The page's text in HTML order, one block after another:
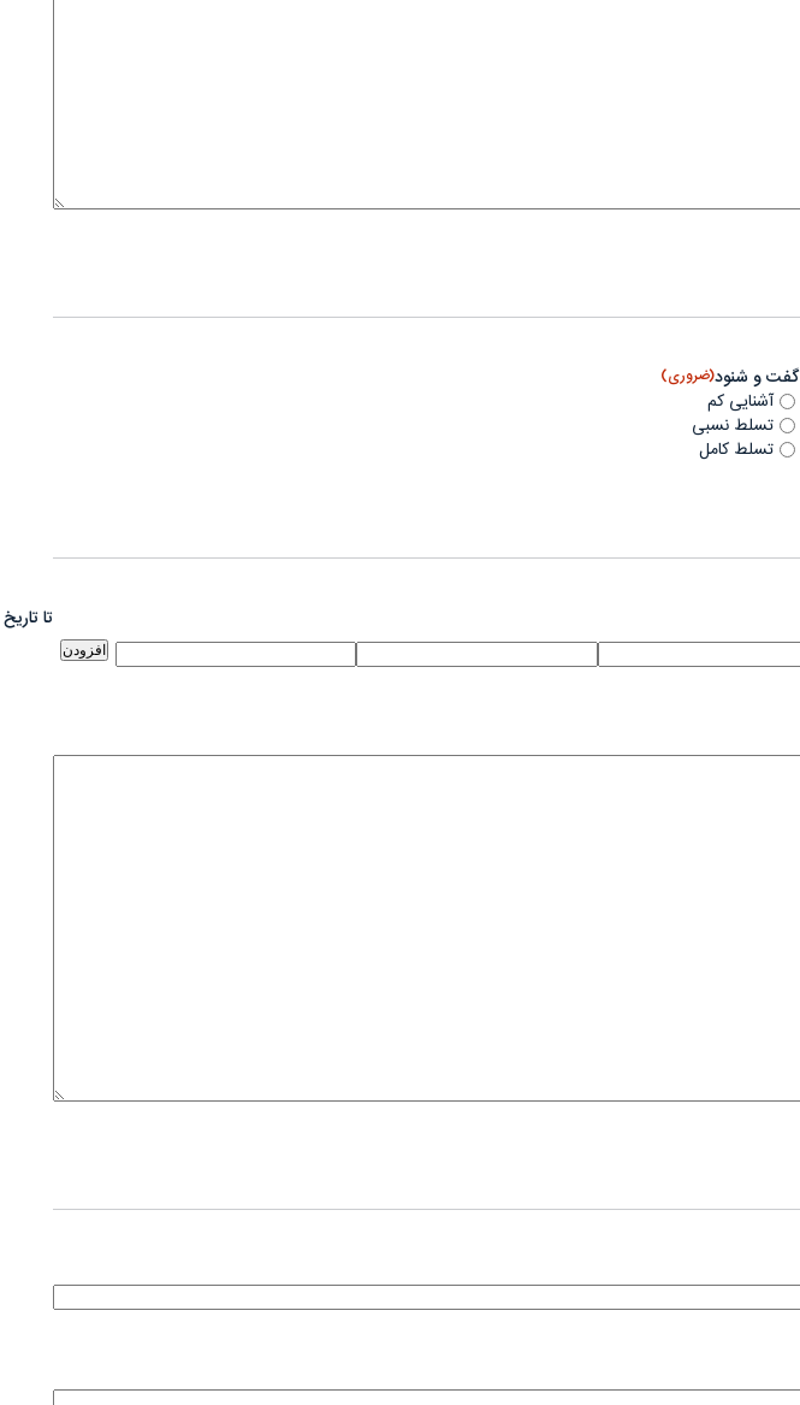
گفت و شنود(ضروری)
آشنایی کم
تسلط نسبی
تسلط کامل
تا تاریخ
افزودن